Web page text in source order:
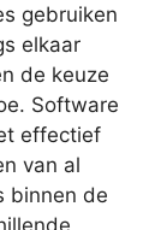
gebruiken
elkaar
de keuze
Software
effectief
van al
binnen de